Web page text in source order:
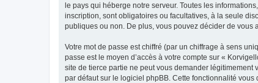
le pays qui héberge notre serveur. Toutes les
inscription, sont obligatoires ou facultatives, à la seule
publiques ou non. De plus, vous pouvez décider de
Votre mot de passe est chiffré (par un chiffrage à sens
passe est le moyen d’accès à votre compte sur «
site de tierce partie ne peut vous demander légitimement
par défaut sur le logiciel phpBB. Cette fonctionnalité